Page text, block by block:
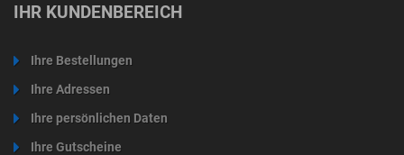
IHR KUNDENBEREICH
Ihre Bestellungen
Ihre Adressen
Ihre persönlichen Daten
Ihre Gutscheine